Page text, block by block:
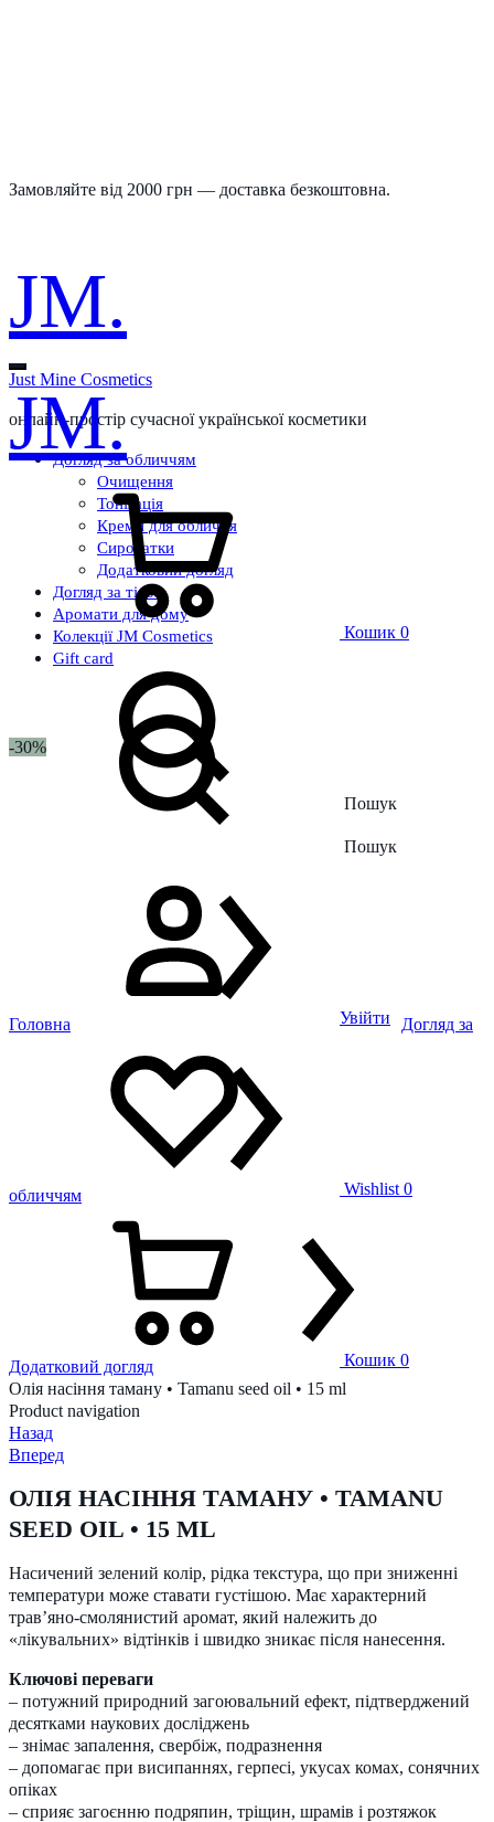
Замовляйте від 2000 грн — доставка безкоштовна.
JM.
Just Mine Cosmetics
онлайн-простір сучасної української косметики
Догляд за обличчям
Очищення
Тонізація
Креми для обличчя
Сироватки
Додатковий догляд
Догляд за тілом
Аромати для дому
Колекції JM Cosmetics
Gift card
Пошук
Увійти
Wishlist 0
Кошик 0
JM.
Кошик 0
Пошук
-30%
Головна Догляд за
обличчям
Додатковий догляд
Олія насіння таману • Tamanu seed oil • 15 ml
Product navigation
Назад
Вперед
ОЛІЯ НАСІННЯ ТАМАНУ • TAMANU
SEED OIL • 15 ML
Насичений зелений колір, рідка текстура, що при зниженні
температури може ставати густішою. Має характерний
трав’яно-смолянистий аромат, який належить до
«лікувальних» відтінків і швидко зникає після нанесення.
Ключові переваги
– потужний природний загоювальний ефект, підтверджений
десятками наукових досліджень
– знімає запалення, свербіж, подразнення
– допомагає при висипаннях, герпесі, укусах комах, сонячних
опіках
– сприяє загоєнню подряпин, тріщин, шрамів і розтяжок